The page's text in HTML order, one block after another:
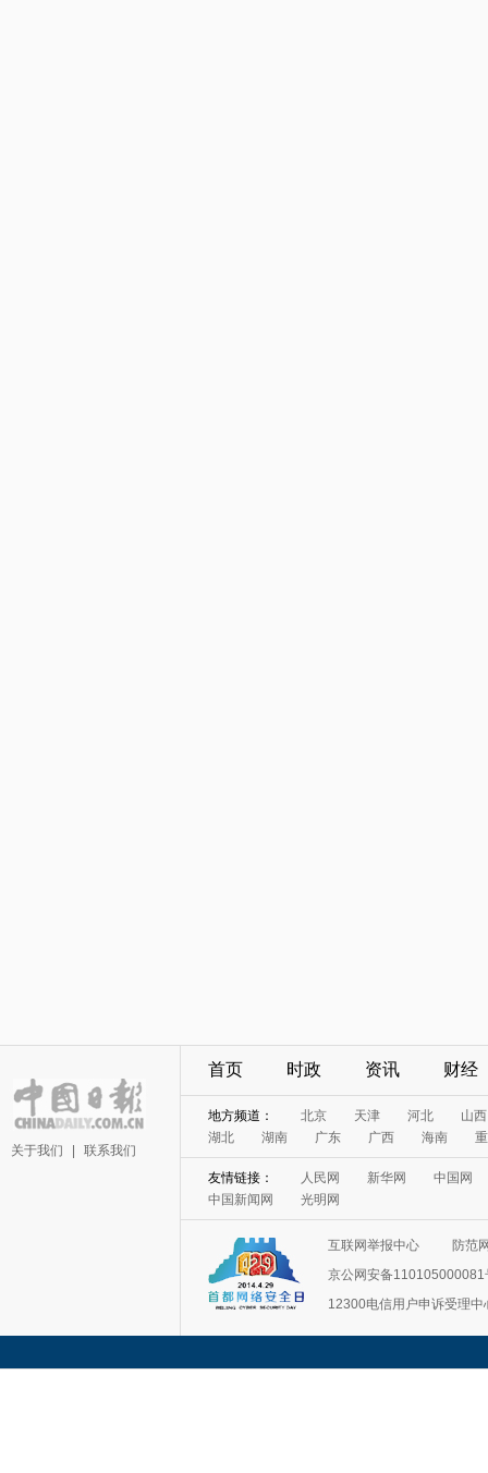
关于我们 联系我们
首页 时政 资讯 财经
地方频道： 北京 天津 河北
山西
湖北
湖南 广东 广西 海南
友情链接： 人民网 新华网
中国网
中国新闻网
光明网
互联网举报中心
防范
京公网安备110105000081
12300电信用户申诉受理中